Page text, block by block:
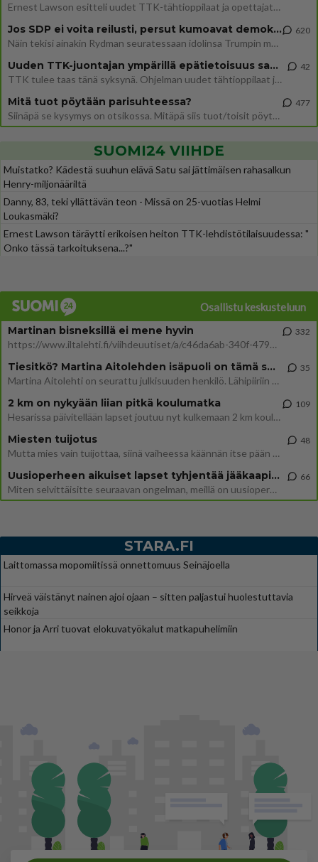
Ernest Lawson esitteli uudet TTK-tähtioppilaat ja opettajat torstaina 6.8. lehdistölle. Tulevalla kaudella on yksi hausk
Jos SDP ei voita reilusti, persut kumoavat demokratian Suomesta
Näin tekisi ainakin Rydman seuratessaan idolinsa Trumpin mallia https://www.is.fi/politiikka/art-2000012187244.html
620
Uuden TTK-juontajan ympärillä epätietoisuus sakenee - Nyt MTV hämmentää soppaa
TTK tulee taas tänä syksynä. Ohjelman uudet tähtioppilaat julkistetaan torstaina 6. elokuuta klo 14 alkavassa lehdistö
42
Mitä tuot pöytään parisuhteessa?
Siinäpä se kysymys on otsikossa. Mitäpä siis tuot/toisit pöytään parisuhteessa? Oletko mies vai nainen? Koetko sen mitä
477
SUOMI24 VIIHDE
Muistatko? Kädestä suuhun elävä Satu sai jättimäisen rahasalkun
Henry-miljonääriltä
Danny, 83, teki yllättävän teon - Missä on 25-vuotias Helmi
Loukasmäki?
Ernest Lawson täräytti erikoisen heiton TTK-lehdistötilaisuudessa: "
Onko tässä tarkoituksena...?"
Osallistu keskusteluun
Martinan bisneksillä ei mene hyvin
https://www.iltalehti.fi/viihdeuutiset/a/c46da6ab-340f-4790-aaa7-0865eed2336 Yrityksen konkurssihakemus on tullut kärä
332
Tiesitkö? Martina Aitolehden isäpuoli on tämä suosittu laulaja
Martina Aitolehti on seurattu julkisuuden henkilö. Lähipiiriin mahtuu muitakin tunnettuja henkilöitä. Tiesitkö, että Ma
35
2 km on nykyään liian pitkä koulumatka
Hesarissa päivitellään lapset joutuu nyt kulkemaan 2 km kouluun jösses. Ruostefillarilla tuo matka menee vaikka miten äk
109
Miesten tuijotus
Mutta mies vain tuijottaa, siinä vaiheessa käännän itse pään pois. Mikä juttu? Yleensä jos joku tuijottaa tai katsoo, hä
48
Uusioperheen aikuiset lapset tyhjentää jääkaapin käydessään
Miten selvittäisitte seuraavan ongelman, meillä on uusioperhe, minulla teini-ikäiset lapset ja puolisolla aikuiset, jotk
66
STARA.FI
Laittomassa mopomiitissä onnettomuus Seinäjoella
Hirveä väistänyt nainen ajoi ojaan – sitten paljastui huolestuttavia
seikkoja
Honor ja Arri tuovat elokuvatyökalut matkapuhelimiin